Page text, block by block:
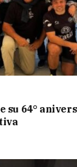
su 64°